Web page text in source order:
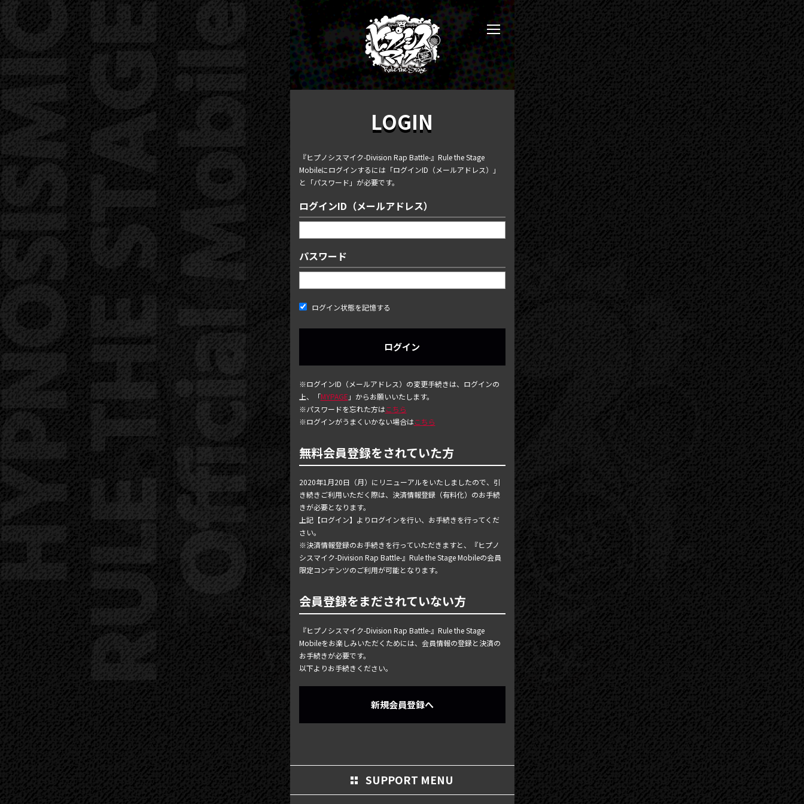
NEWS
TICKET
PHOTOGALLERY
BLOG
SCHEDULE
MAIL MAGAZINE / BIRTHDAY MAIL
MY PAGE
MEMBER'S CARD
LOGIN
『ヒプノシスマイク-Division Rap Battle-』Rule the Stage
Mobileにログインするには「ログインID（メールアドレス）」
と「パスワード」が必要です。
ログインID（メールアドレス）
パスワード
ログイン状態を記憶する
※ログインID（メールアドレス）の変更手続きは、ログインの
上、「MYPAGE 」からお願いいたします。
※パスワードを忘れた方はこちら
※ログインがうまくいかない場合はこちら
無料会員登録をされていた方
2020年1月20日（月）にリニューアルをいたしましたので、引
き続きご利用いただく際は、決済情報登録（有料化）のお手続
きが必要となります。
上記【ログイン】よりログインを行い、お手続きを行ってくだ
さい。
※決済情報登録のお手続きを行っていただきますと、『ヒプノ
シスマイク-Division Rap Battle-』Rule the Stage Mobileの会員
限定コンテンツのご利用が可能となります。
会員登録をまだされていない方
『ヒプノシスマイク-Division Rap Battle-』Rule the Stage
Mobileをお楽しみいただくためには、会員情報の登録と決済の
お手続きが必要です。
以下よりお手続きください。
新規会員登録へ
SUPPORT MENU